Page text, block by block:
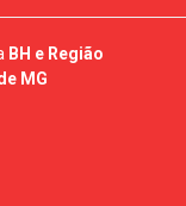
BH e Região
MG